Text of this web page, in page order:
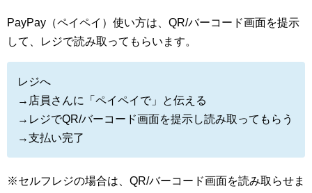
PayPay（ペイペイ）使い方は、QR/バーコード画面を提示
して、レジで読み取ってもらいます。
レジへ
→店員さんに「ペイペイで」と伝える
→レジでQR/バーコード画面を提示し読み取ってもらう
→支払い完了
※セルフレジの場合は、QR/バーコード画面を読み取らせま